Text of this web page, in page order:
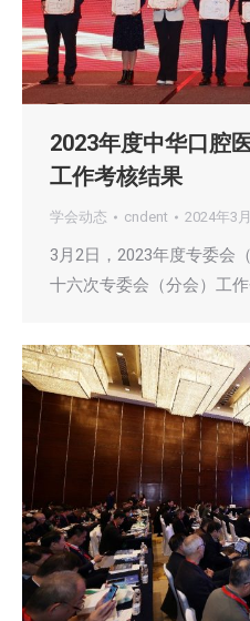
2023年度中华口腔
工作考核结果
学会动态 cndent 2024年3
3月2日，2023年度专委会
十六次专委会（分会）工